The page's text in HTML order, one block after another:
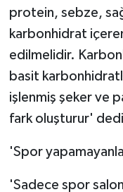
protein, sebze,
karbonhidrat
edilmelidir.
basit
işlenmiş şeker ve
fark oluşturur'
'Spor
'Sadece spor